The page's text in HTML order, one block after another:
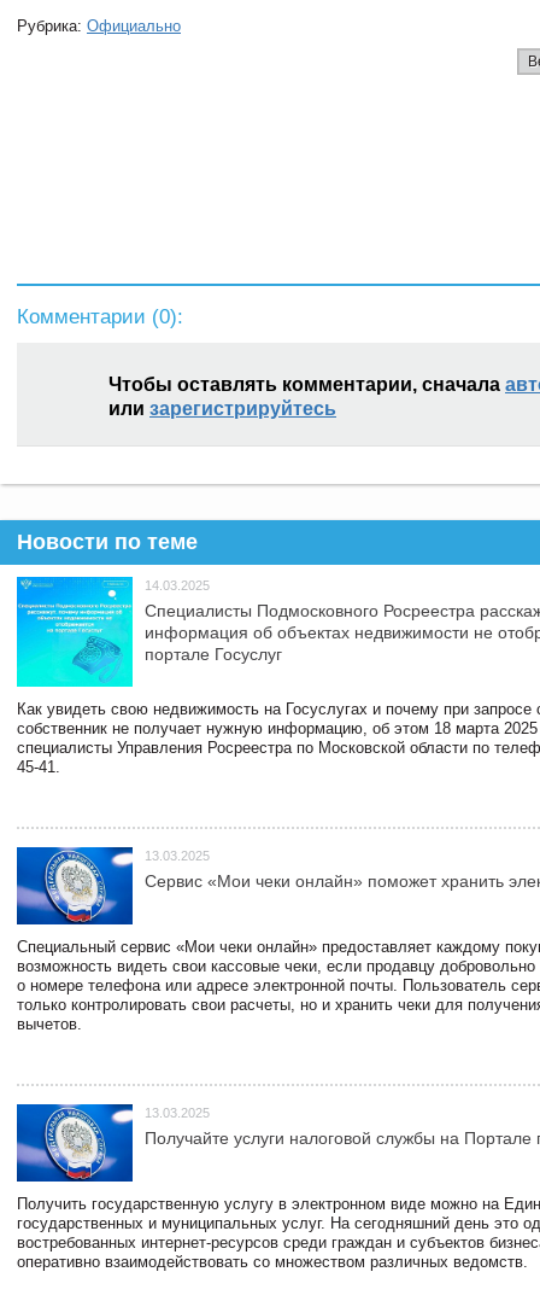
Рубрика: Официально
Комментарии (0):
Чтобы оставлять комментарии, сначала
или зарегистрируйтесь
Новости по теме
14.03.2025
Специалисты Подмосковного Росреестра
информация об объектах недвижимости не
портале Госуслуг
Как увидеть свою недвижимость на Госуслугах и почему при запросе
собственник не получает нужную информацию, об этом 18 марта 2025
специалисты Управления Росреестра по Московской области по
45-41.
13.03.2025
Сервис «Мои чеки онлайн» поможет хранить
Специальный сервис «Мои чеки онлайн» предоставляет каждому
возможность видеть свои кассовые чеки, если продавцу
о номере телефона или адресе электронной почты. Пользователь
только контролировать свои расчеты, но и хранить чеки для
вычетов.
13.03.2025
Получайте услуги налоговой службы на Портале
Получить государственную услугу в электронном виде можно на
государственных и муниципальных услуг. На сегодняшний день это
востребованных интернет-ресурсов среди граждан и субъектов
оперативно взаимодействовать со множеством различных ведомств.